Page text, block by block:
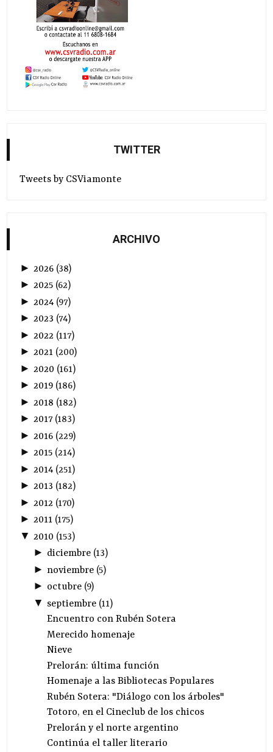
TWITTER
Tweets by CSViamonte
ARCHIVO
► 2026 (38)
►2025 (62)
► 2024 (97)
►2023 (74)
► 2022 (117)
►2021 (200)
► 2020 (161)
►2019 (186)
► 2018 (182)
►2017(183)
► 2016 (229)
►2015 (214)
► 2014 (251)
►2013 (182)
► 2012 (170)
►2011 (175)
▼ 2010 (153)
► diciembre(13)
► noviembre(5)
► octubre(9)
▼ septiembre(11)
Encuentro con Rubén Sotera
Merecido homenaje
Nieve
Prelorán: última función
Homenaje a las Bibliotecas Populares
Rubén Sotera: "Diálogo con los árboles"
Totoro, en el Cineclub de los chicos
Prelorán y el norte argentino
Continúa el taller literario